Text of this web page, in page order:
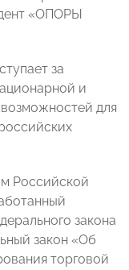
«ОПОРЫ
за
и
для
Российской
закона
закон «Об
торговой